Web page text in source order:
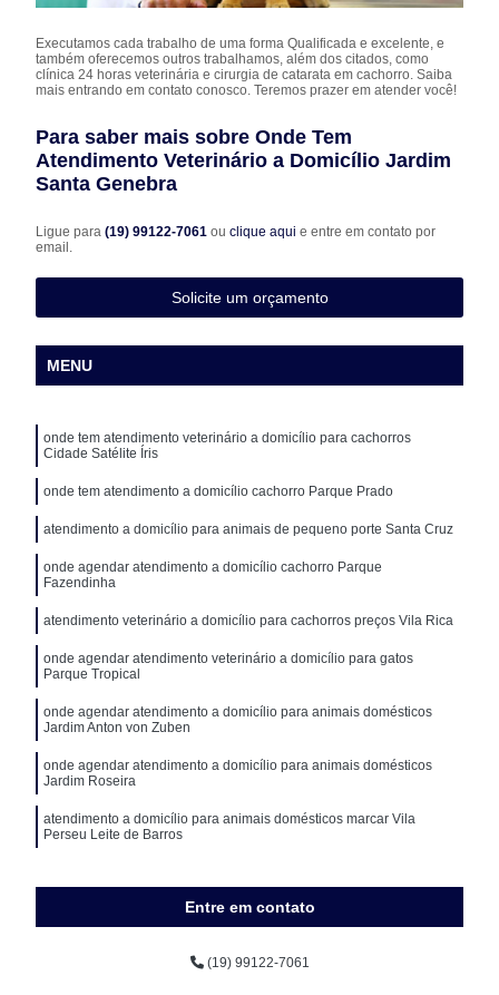
Executamos cada trabalho de uma forma Qualificada e excelente, e
também oferecemos outros trabalhamos, além dos citados, como
clínica 24 horas veterinária e cirurgia de catarata em cachorro. Saiba
mais entrando em contato conosco. Teremos prazer em atender você!
Para saber mais sobre Onde Tem
Atendimento Veterinário a Domicílio Jardim
Santa Genebra
Ligue para(19) 99122-7061ouclique aqui e entre em contato por
email.
Solicite um orçamento
MENU
onde tem atendimento veterinário a domicílio para cachorros
Cidade Satélite Íris
onde tem atendimento a domicílio cachorro Parque Prado
atendimento a domicílio para animais de pequeno porte Santa Cruz
onde agendar atendimento a domicílio cachorro Parque
Fazendinha
atendimento veterinário a domicílio para cachorros preços Vila Rica
onde agendar atendimento veterinário a domicílio para gatos
Parque Tropical
onde agendar atendimento a domicílio para animais domésticos
Jardim Anton von Zuben
onde agendar atendimento a domicílio para animais domésticos
Jardim Roseira
atendimento a domicílio para animais domésticos marcar Vila
Perseu Leite de Barros
Entre em contato
(19) 99122-7061